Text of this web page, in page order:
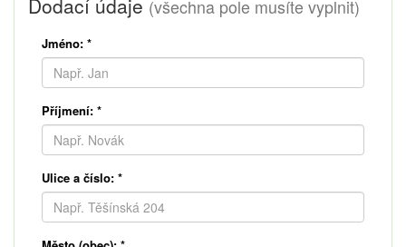
(všechna pole musíte vyplnit)
Jméno: *
Příjmení: *
Ulice a číslo: *